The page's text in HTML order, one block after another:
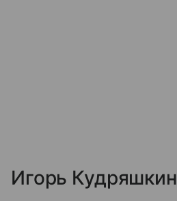
Игорь Кудряшкин